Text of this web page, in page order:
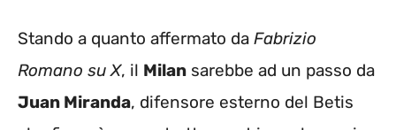
Stando a quanto affermato da Fabrizio
Romano su X, il Milan sarebbe ad un passo da
Juan Miranda, difensore esterno del Betis